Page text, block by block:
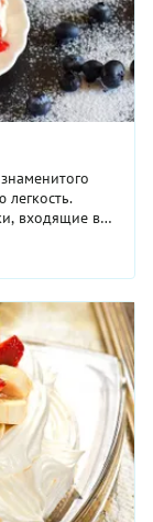
входящие в
жирное,
печеной
быстро и
— не
в
она